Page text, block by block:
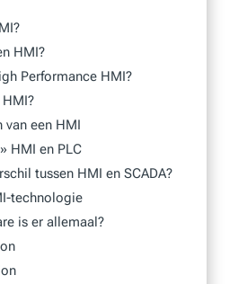
HMI?
Performance HMI?
van een HMI
» HMI en PLC
tussen HMI en SCADA?
technologie
is er allemaal?